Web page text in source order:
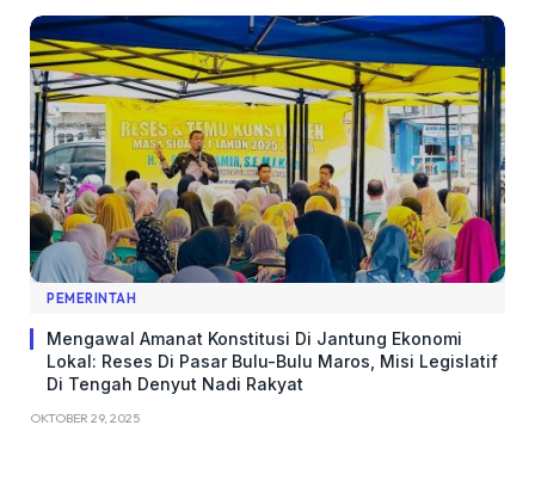
PEMERINTAH
Mengawal Amanat Konstitusi Di Jantung Ekonomi
Lokal: Reses Di Pasar Bulu-Bulu Maros, Misi Legislatif
Di Tengah Denyut Nadi Rakyat
OKTOBER 29, 2025